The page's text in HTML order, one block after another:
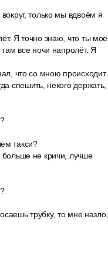
только мы вдвоём я
Я точно знаю, что ты моё.
все ночи напролёт. Я
что со мною происходит.
спешить, некого держать,
такси?
не кричи, лучше
трубку, то мне назло,